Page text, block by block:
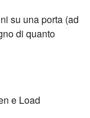
su una porta (ad
di quanto
e Load